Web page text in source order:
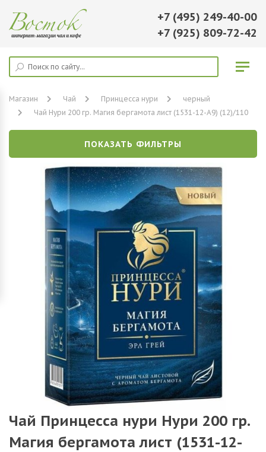
+7 (495) 249-40-00
+7 (925) 809-72-42
Магазин Чай Принцесса нури
черный
Чай Нури 200 гр. Магия бергамота лист (1531-12-А9) (12)/110
ПОКАЗАТЬ ФИЛЬТРЫ
Чай Принцесса нури Нури 200 гр.
Магия бергамота лист (1531-12-